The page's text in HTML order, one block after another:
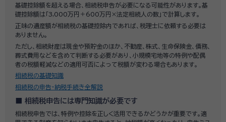
基礎控除額を超える場合、相続税申告が必要になる可能性があります。基
礎控除額は「3,000万円＋600万円×法定相続人の数」で計算します。
正味の遺産額が相続税の基礎控除内であれば、税理士に依頼する必要は
ありません。
ただし、相続財産は現金や預貯金のほか、不動産、株式、生命保険金、債務、
葬式費用などを含めて判断する必要があり、小規模宅地等の特例や配偶
者の税額軽減などの適用可否によって税額が変わる場合もあります。
相続税の基礎知識
相続税の申告・納税手続き全解説
相続税申告には専門知識が必要です
相続税申告では、特例や控除を正しく活用できるかどうかが重要です。適